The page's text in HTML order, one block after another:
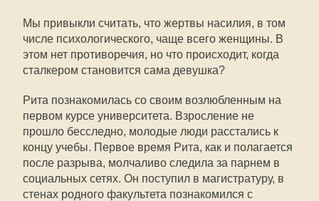
Мы привыкли считать, что жертвы насилия, в том
числе психологического, чаще всего женщины. В
этом нет противоречия, но что происходит, когда
сталкером становится сама девушка?
Рита познакомилась со своим возлюбленным на
первом курсе университета. Взросление не
прошло бесследно, молодые люди расстались к
концу учебы. Первое время Рита, как и полагается
после разрыва, молчаливо следила за парнем в
социальных сетях. Он поступил в магистратуру, в
стенах родного факультета познакомился с